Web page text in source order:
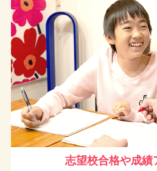
志望校合格や成績